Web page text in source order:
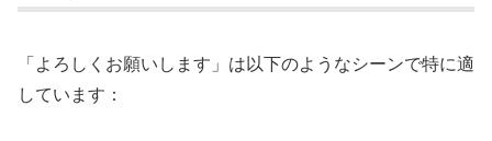
「よろしくお願いします」は以下のようなシーンで特に適
しています：